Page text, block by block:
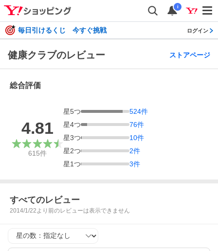
i
毎日引けるくじ 今すぐ挑戦 ログイン
健康クラブのレビュー ストアページ
総合評価
4.81
615件
星5つ 524件
星4つ 76件
星3つ 10件
星2つ 2件
星1つ 3件
すべてのレビュー
2014/1/22より前のレビューは表示できません
星の数